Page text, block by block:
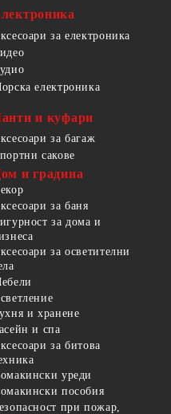
за електроника
електроника
и куфари
за багаж
сакове
и градина
за баня
за дома и
за осветителни
и хранене
и спа
за битова
уреди
пособия
при пожар,